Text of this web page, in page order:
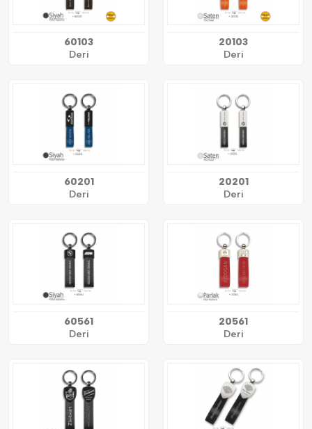
60103
Deri
20103
Deri
60201
Deri
20201
Deri
60561
Deri
20561
Deri